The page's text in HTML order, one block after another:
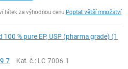
látek za výhodnou cenu Poptat větší množství
100 % pure EP, USP (pharma grade) (1
7 Kat. č.: LC-7006.1